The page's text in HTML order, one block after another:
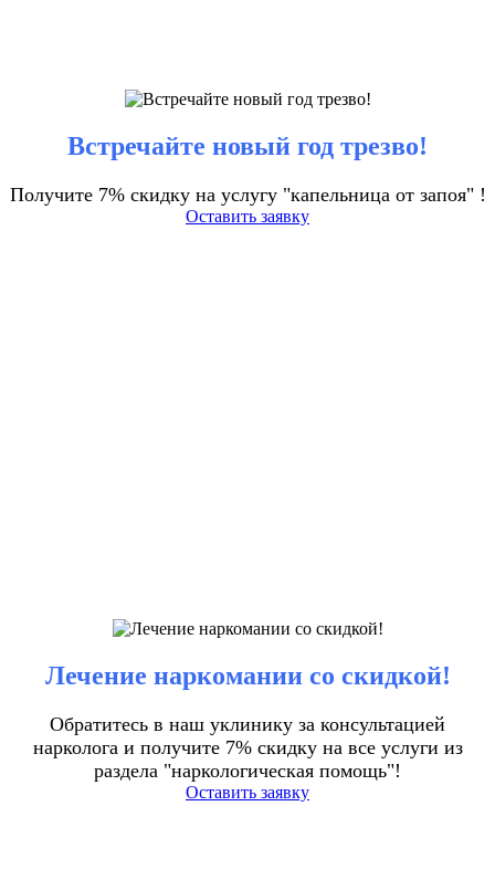
Встречайте новый год трезво!
Получите 7% скидку на услугу "капельница от запоя" !
Оставить заявку
Лечение наркомании со скидкой!
Обратитесь в наш уклинику за консультацией
нарколога и получите 7% скидку на все услуги из
раздела "наркологическая помощь"!
Оставить заявку